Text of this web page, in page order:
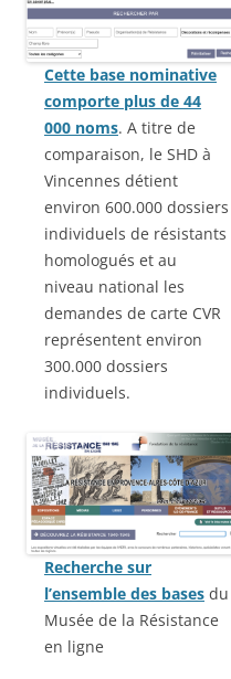
Cette base nominative
comporte plus de 44
000 noms. A titre de
comparaison, le SHD à
Vincennes détient
environ 600.000 dossiers
individuels de résistants
homologués et au
niveau national les
demandes de carte CVR
représentent environ
300.000 dossiers
individuels.
Recherche sur
l’ensemble des bases du
Musée de la Résistance
en ligne